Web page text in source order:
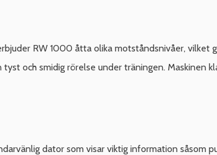
RW 1000 åtta olika motståndsnivåer, vilket
tyst och smidig rörelse under träningen.
dator som visar viktig information